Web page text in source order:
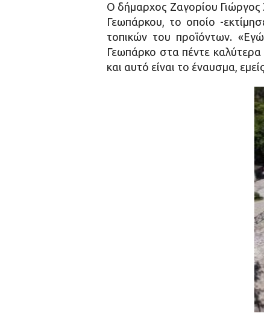
Ο δήμαρχος Ζαγορίου Γιώργος
Γεωπάρκου, το οποίο -
τοπικών του προϊόντων.
Γεωπάρκο στα πέντε
και αυτό είναι το έναυσμα,